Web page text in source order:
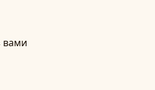
вами